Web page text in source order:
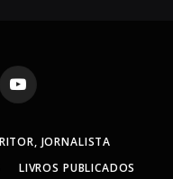
YouTube
JORNALISTA
LIVROS PUBLICADOS